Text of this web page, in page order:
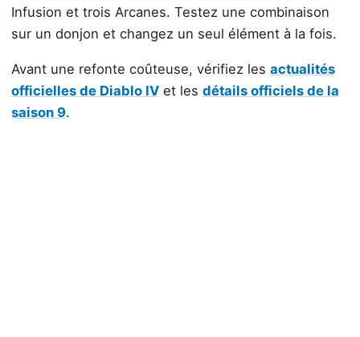
Infusion et trois Arcanes. Testez une combinaison
sur un donjon et changez un seul élément à la fois.
Avant une refonte coûteuse, vérifiez les actualités
officielles de Diablo IVet les détails officiels de la
saison 9.